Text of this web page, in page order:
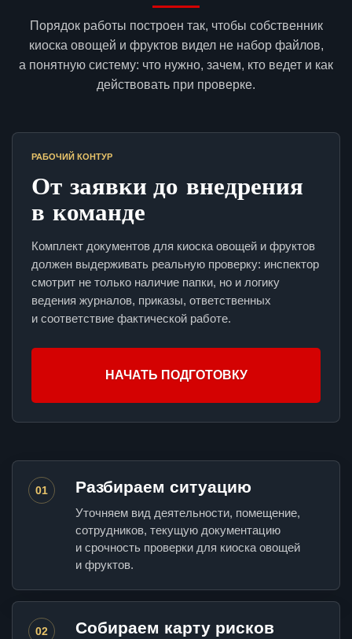
Порядок работы построен так, чтобы собственник
киоска овощей и фруктов видел не набор файлов,
а понятную систему: что нужно, зачем, кто ведет и как
действовать при проверке.
РАБОЧИЙ КОНТУР
От заявки до внедрения
в команде
Комплект документов для киоска овощей и фруктов
должен выдерживать реальную проверку: инспектор
смотрит не только наличие папки, но и логику
ведения журналов, приказы, ответственных
и соответствие фактической работе.
НАЧАТЬ ПОДГОТОВКУ
01 Разбираем ситуацию
Уточняем вид деятельности, помещение,
сотрудников, текущую документацию
и срочность проверки для киоска овощей
и фруктов.
02 Собираем карту рисков